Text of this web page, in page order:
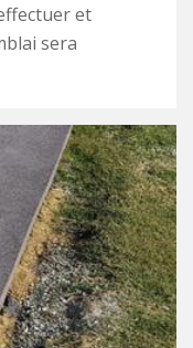
et
sera